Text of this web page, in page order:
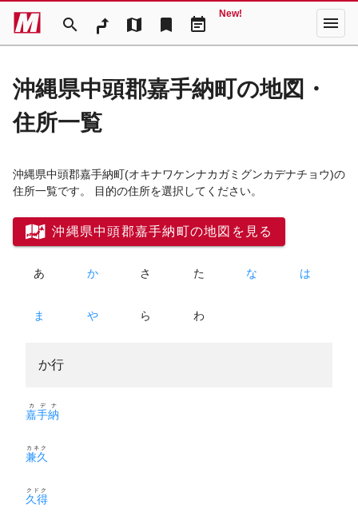
search map bookmark event_note
New! menu
沖縄県中頭郡嘉手納町の地図・
住所一覧
沖縄県中頭郡嘉手納町(オキナワケンナカガミグンカデナチョウ)の
住所一覧です。 目的の住所を選択してください。
沖縄県中頭郡嘉手納町の地図を見る
あ か さ た な は
ま や ら わ
か行
嘉手納
カデナ
兼久
カネク
久得
クドク